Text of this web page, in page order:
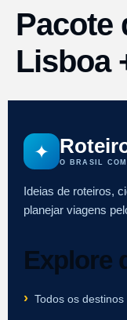
Pacote
Lisboa
✦
O BRASIL
Ideias de roteiros,
planejar viagens
Explore
Todos os destinos